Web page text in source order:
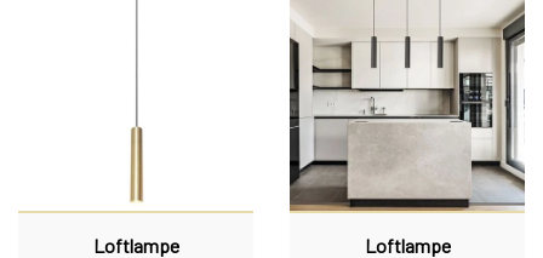
BOGREOLER 40 CM DYBDE
REOLSÆT
Loftlampe Loftlampe